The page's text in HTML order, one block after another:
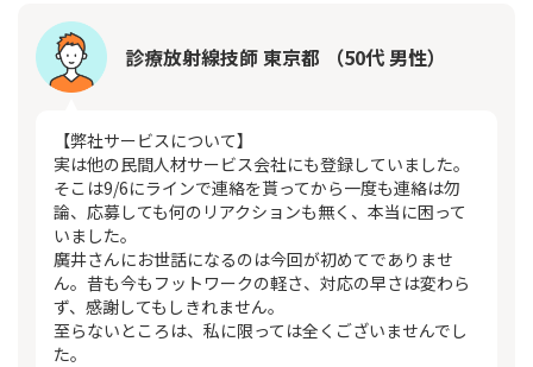
診療放射線技師 東京都 （50代 男性）
【弊社サービスについて】
実は他の民間人材サービス会社にも登録していました。
そこは9/6にラインで連絡を貰ってから一度も連絡は勿
論、応募しても何のリアクションも無く、本当に困って
いました。
廣井さんにお世話になるのは今回が初めてでありませ
ん。昔も今もフットワークの軽さ、対応の早さは変わら
ず、感謝してもしきれません。
至らないところは、私に限っては全くございませんでし
た。